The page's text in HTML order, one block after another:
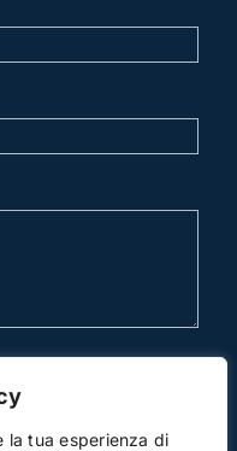
la tua esperienza di